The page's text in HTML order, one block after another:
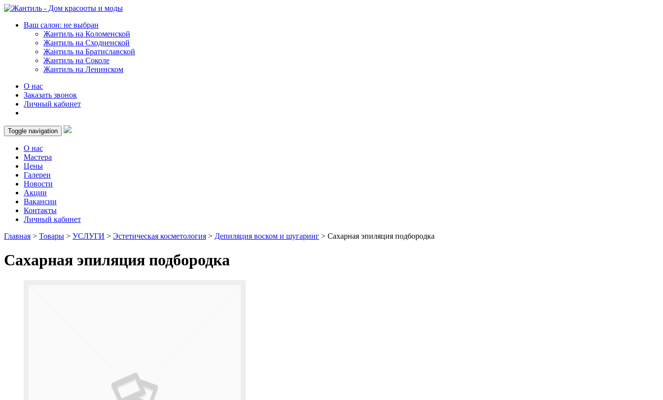
Ваш салон: не выбран
Жантиль на Коломенской
Жантиль на Сходненской
Жантиль на Братиславской
Жантиль на Соколе
Жантиль на Ленинском
О нас
Заказать звонок
Личный кабинет
Toggle navigation
О нас
Мастера
Цены
Галереи
Новости
Акции
Вакансии
Контакты
Личный кабинет
Главная > Товары > УСЛУГИ > Эстетическая косметология > Депиляция воском и шугаринг > Сахарная эпиляция подбородка
Сахарная эпиляция подбородка